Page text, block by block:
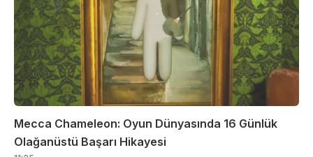
Mecca Chameleon: Oyun Dünyasında 16 Günlük
Olağanüstü Başarı Hikayesi